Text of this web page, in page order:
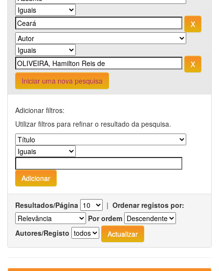
Iniciar uma nova pesquisa
Adicionar filtros:
Utilizar filtros para refinar o resultado da pesquisa.
Resultados/Página | Ordenar registos por:
Por ordem
Autores/Registo